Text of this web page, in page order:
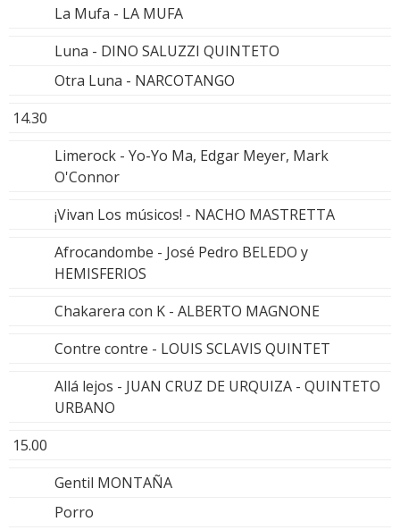
La Mufa - LA MUFA
Luna - DINO SALUZZI QUINTETO
Otra Luna - NARCOTANGO
14.30
Limerock - Yo-Yo Ma, Edgar Meyer, Mark
O'Connor
¡Vivan Los músicos! - NACHO MASTRETTA
Afrocandombe - José Pedro BELEDO y
HEMISFERIOS
Chakarera con K - ALBERTO MAGNONE
Contre contre - LOUIS SCLAVIS QUINTET
Allá lejos - JUAN CRUZ DE URQUIZA - QUINTETO
URBANO
15.00
Gentil MONTAÑA
Porro